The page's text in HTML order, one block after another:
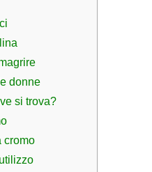
donne
si trova?
cromo